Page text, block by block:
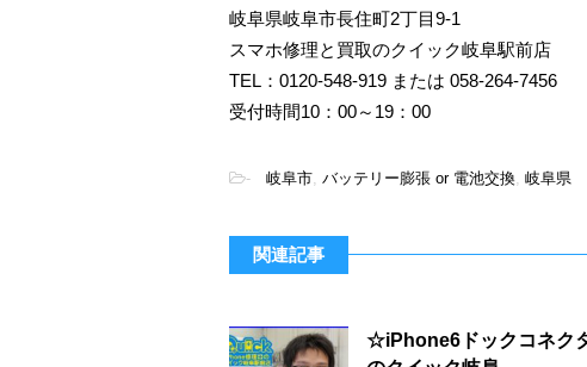
岐阜県岐阜市長住町2丁目9-1
スマホ修理と買取のクイック岐阜駅前店
TEL：0120-548-919 または 058-264-7456
受付時間10：00～19：00
- 岐阜市, バッテリー膨張 or 電池交換, 岐阜県
関連記事
☆iPhone6ドックコネク